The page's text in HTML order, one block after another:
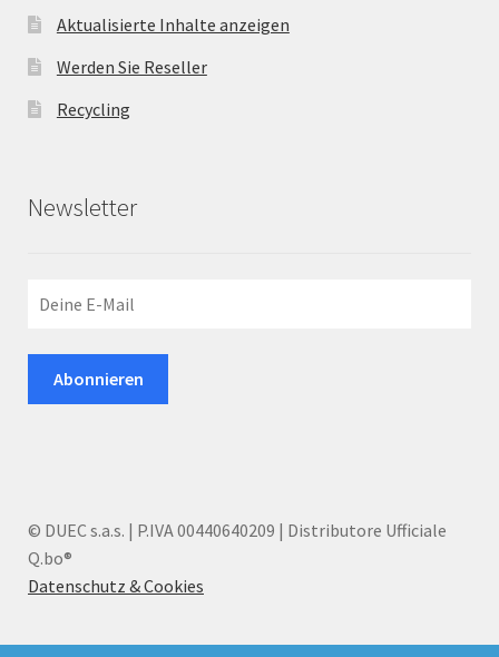
Aktualisierte Inhalte anzeigen
Werden Sie Reseller
Recycling
Newsletter
© DUEC s.a.s. | P.IVA 00440640209 | Distributore Ufficiale
Q.bo®
Datenschutz & Cookies